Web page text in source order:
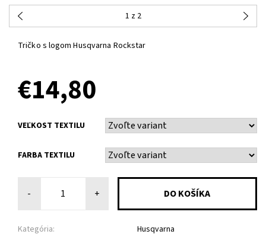
1 z 2
Tričko s logom Husqvarna Rockstar
€14,80
VEĽKOST TEXTILU
FARBA TEXTILU
- +
Kategória: Husqvarna